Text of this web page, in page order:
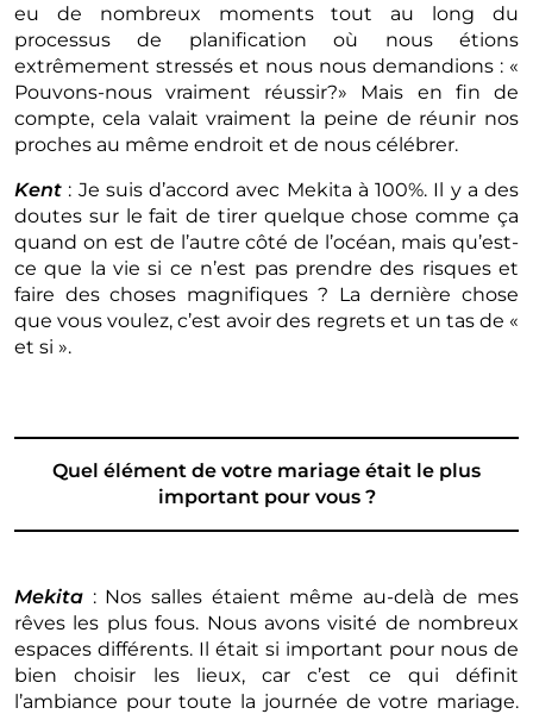
eu de nombreux moments tout au long du
processus de planification où nous étions
extrêmement stressés et nous nous demandions : «
Pouvons-nous vraiment réussir?» Mais en fin de
compte, cela valait vraiment la peine de réunir nos
proches au même endroit et de nous célébrer.
Kent : Je suis d’accord avec Mekita à 100%. Il y a des
doutes sur le fait de tirer quelque chose comme ça
quand on est de l’autre côté de l’océan, mais qu’est-
ce que la vie si ce n’est pas prendre des risques et
faire des choses magnifiques ? La dernière chose
que vous voulez, c’est avoir des regrets et un tas de «
et si ».
Quel élément de votre mariage était le plus
important pour vous ?
Mekita : Nos salles étaient même au-delà de mes
rêves les plus fous. Nous avons visité de nombreux
espaces différents. Il était si important pour nous de
bien choisir les lieux, car c’est ce qui définit
l’ambiance pour toute la journée de votre mariage.